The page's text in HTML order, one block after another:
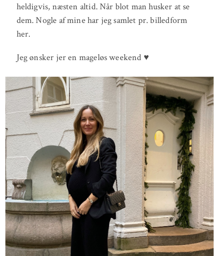
heldigvis, næsten altid. Når blot man husker at se
dem. Nogle af mine har jeg samlet pr. billedform
her.
Jeg ønsker jer en mageløs weekend ♥